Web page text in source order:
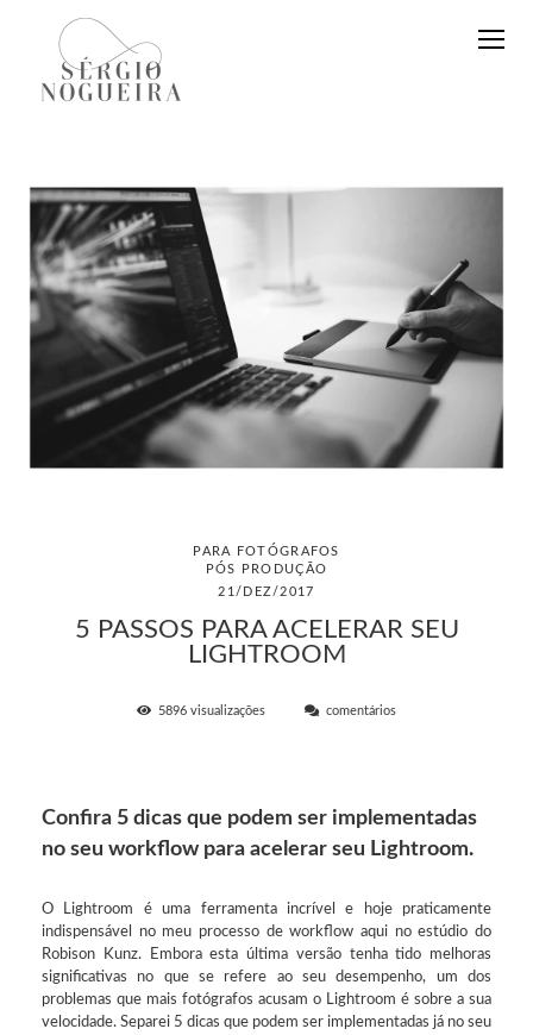
PARA FOTÓGRAFOS
PÓS PRODUÇÃO
21/DEZ/2017
5 PASSOS PARA ACELERAR SEU
LIGHTROOM
5896 visualizações comentários
Confira 5 dicas que podem ser implementadas
no seu workflow para acelerar seu Lightroom.
O Lightroom é uma ferramenta incrível e hoje praticamente
indispensável no meu processo de workflow aqui no estúdio do
Robison Kunz. Embora esta última versão tenha tido melhoras
significativas no que se refere ao seu desempenho, um dos
problemas que mais fotógrafos acusam o Lightroom é sobre a sua
velocidade. Separei 5 dicas que podem ser implementadas já no seu